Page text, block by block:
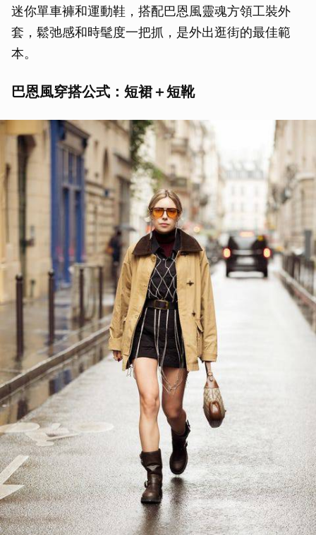
迷你單車褲和運動鞋，搭配巴恩風靈魂方領工裝外
套，鬆弛感和時髦度一把抓，是外出逛街的最佳範
本。
巴恩風穿搭公式：短裙＋短靴